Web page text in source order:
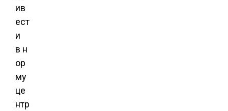
ив
ест
и
в н
ор
му
це
нтр